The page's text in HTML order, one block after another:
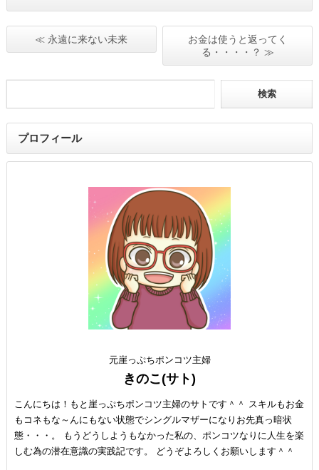
≪ 永遠に来ない未来
お金は使うと返ってく
る・・・・？ ≫
プロフィール
元崖っぷちポンコツ主婦
きのこ(サト)
こんにちは！もと崖っぷちポンコツ主婦のサトです＾＾ スキルもお金
もコネもな～んにもない状態でシングルマザーになりお先真っ暗状
態・・・。 もうどうしようもなかった私の、ポンコツなりに人生を楽
しむ為の潜在意識の実践記です。 どうぞよろしくお願いします＾＾